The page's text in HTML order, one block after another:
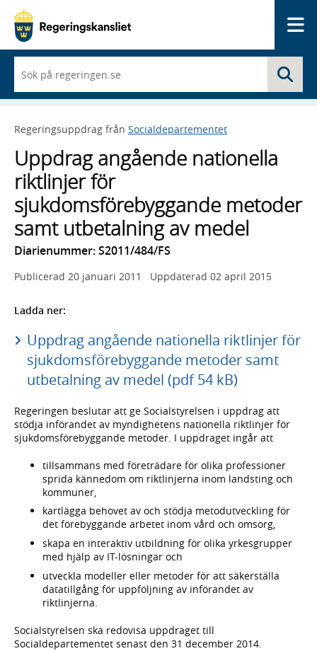
du
börjar
skriva
framträder
lista
med
sökförslag
Regeringsuppdrag från Socialdepartementet
Uppdrag angående nationella
riktlinjer för
sjukdomsförebyggande metoder
samt utbetalning av medel
Diarienummer: S2011/484/FS
Publicerad 20 januari 2011 Uppdaterad 02 april 2015
Ladda ner:
Uppdrag angående nationella riktlinjer för
sjukdomsförebyggande metoder samt
utbetalning av medel (pdf 54 kB)
Regeringen beslutar att ge Socialstyrelsen i uppdrag att
stödja införandet av myndighetens nationella riktlinjer för
sjukdomsförebyggande metoder. I uppdraget ingår att
tillsammans med företrädare för olika professioner
sprida kännedom om riktlinjerna inom landsting och
kommuner,
kartlägga behovet av och stödja metodutveckling för
det förebyggande arbetet inom vård och omsorg,
skapa en interaktiv utbildning för olika yrkesgrupper
med hjälp av IT-lösningar och
utveckla modeller eller metoder för att säkerställa
datatillgång för uppföljning av införandet av
riktlinjerna.
Socialstyrelsen ska redovisa uppdraget till
Socialdepartementet senast den 31 december 2014.